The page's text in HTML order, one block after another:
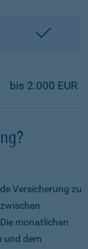
bis 2.000 EUR
Versicherung zu
monatlichen
und dem